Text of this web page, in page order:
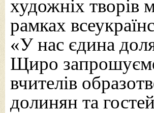
художніх творів
рамках
«У нас єдина
Щиро
вчителів
долинян та